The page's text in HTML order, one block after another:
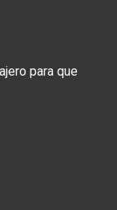
para que